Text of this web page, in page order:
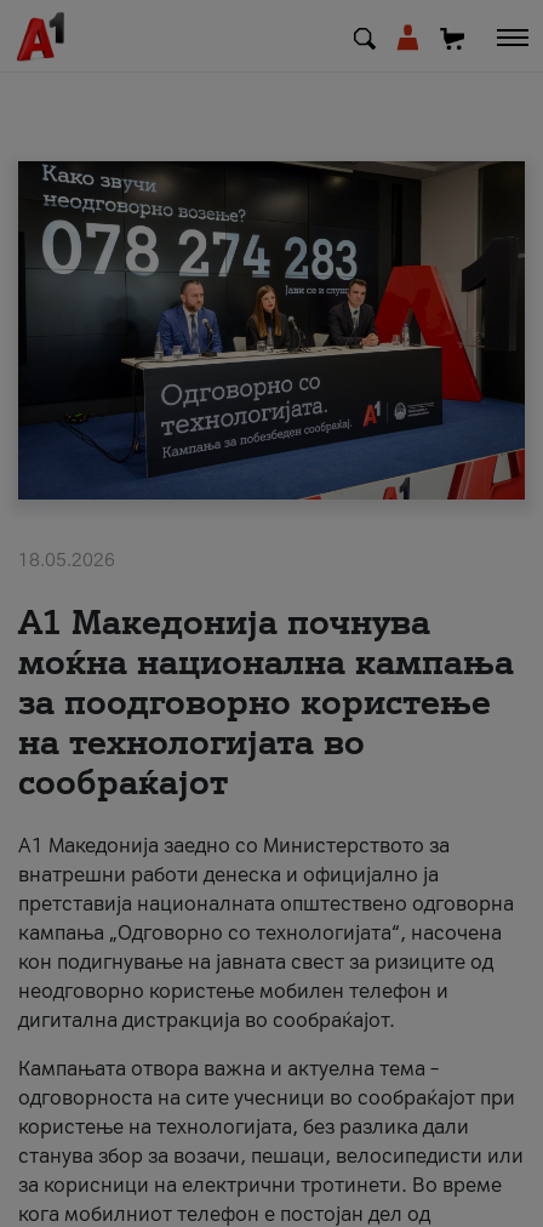
МК EN SQ
Деловни
Поддршка
Надополни кредит
#ПодобарОнлајн
18.05.2026
A1 Македонија почнува
моќна национална кампања
за поодговорно користење
на технологијата во
сообраќајот
A1 Македонија заедно со Министерството за
внатрешни работи денеска и официјално ја
претставија националната општествено одговорна
кампања „Одговорно со технологијата“, насочена
кон подигнување на јавната свест за ризиците од
неодговорно користење мобилен телефон и
дигитална дистракција во сообраќајот.
Кампањата отвора важна и актуелна тема –
одговорноста на сите учесници во сообраќајот при
користење на технологијата, без разлика дали
станува збор за возачи, пешаци, велосипедисти или
за корисници на електрични тротинети. Во време
кога мобилниот телефон е постојан дел од